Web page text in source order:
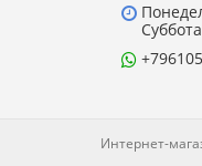
Интернет-